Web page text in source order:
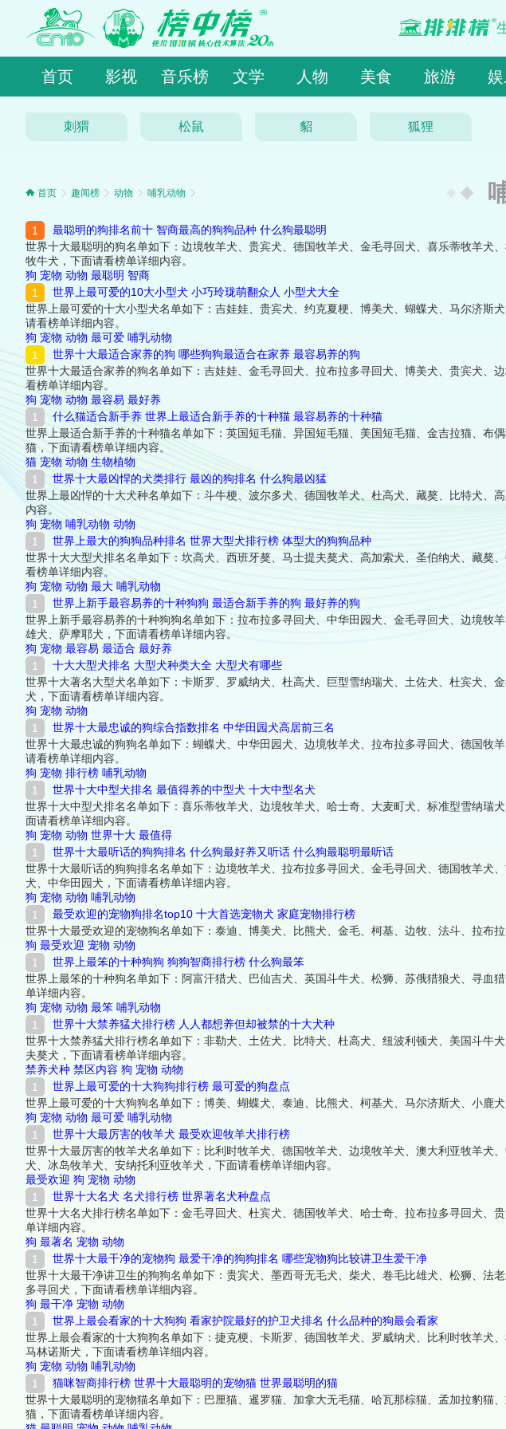
首页 影视 音乐榜 文学 人物 美食 旅游
刺猬 松鼠 貂 狐狸
首页 趣闻榜 动物 哺乳动物
最聪明的狗排名前十 智商最高的狗狗品种 什么狗最聪明
世界十大最聪明的狗名单如下：边境牧羊犬、贵宾犬、德国牧羊犬、金毛寻回犬、喜乐蒂牧羊犬
牧牛犬，下面请看榜单详细内容。
狗 宠物 动物 最聪明 智商
世界上最可爱的10大小型犬 小巧玲珑萌翻众人 小型犬大全
世界上最可爱的十大小型犬名单如下：吉娃娃、贵宾犬、约克夏梗、博美犬、蝴蝶犬、马尔济斯
请看榜单详细内容。
狗 宠物 动物 最可爱 哺乳动物
世界十大最适合家养的狗 哪些狗狗最适合在家养 最容易养的狗
世界十大最适合家养的狗名单如下：吉娃娃、金毛寻回犬、拉布拉多寻回犬、博美犬、贵宾犬、
看榜单详细内容。
狗 宠物 动物 最容易 最好养
什么猫适合新手养 世界上最适合新手养的十种猫 最容易养的十种猫
世界上最适合新手养的十种猫名单如下：英国短毛猫、异国短毛猫、美国短毛猫、金吉拉猫、布
猫，下面请看榜单详细内容。
猫 宠物 动物 生物植物
世界十大最凶悍的犬类排行 最凶的狗排名 什么狗最凶猛
世界上最凶悍的十大犬种名单如下：斗牛梗、波尔多犬、德国牧羊犬、杜高犬、藏獒、比特犬、
内容。
狗 宠物 哺乳动物 动物
世界上最大的狗狗品种排名 世界大型犬排行榜 体型大的狗狗品种
世界十大大型犬排名名单如下：坎高犬、西班牙獒、马士提夫獒犬、高加索犬、圣伯纳犬、藏獒
看榜单详细内容。
狗 宠物 动物 最大 哺乳动物
世界上新手最容易养的十种狗狗 最适合新手养的狗 最好养的狗
世界上新手最容易养的十种狗狗名单如下：拉布拉多寻回犬、中华田园犬、金毛寻回犬、边境牧
雄犬、萨摩耶犬，下面请看榜单详细内容。
狗 宠物 最容易 最适合 最好养
十大大型犬排名 大型犬种类大全 大型犬有哪些
世界十大著名大型犬名单如下：卡斯罗、罗威纳犬、杜高犬、巨型雪纳瑞犬、土佐犬、杜宾犬、
犬，下面请看榜单详细内容。
狗 宠物 动物
世界十大最忠诚的狗综合指数排名 中华田园犬高居前三名
世界十大最忠诚的狗狗名单如下：蝴蝶犬、中华田园犬、边境牧羊犬、拉布拉多寻回犬、德国牧
请看榜单详细内容。
狗 宠物 排行榜 哺乳动物
世界十大中型犬排名 最值得养的中型犬 十大中型名犬
世界十大中型犬排名名单如下：喜乐蒂牧羊犬、边境牧羊犬、哈士奇、大麦町犬、标准型雪纳瑞
面请看榜单详细内容。
狗 宠物 动物 世界十大 最值得
世界十大最听话的狗狗排名 什么狗最好养又听话 什么狗最聪明最听话
世界十大最听话的狗狗排名名单如下：边境牧羊犬、拉布拉多寻回犬、金毛寻回犬、德国牧羊犬
犬、中华田园犬，下面请看榜单详细内容。
狗 宠物 动物 哺乳动物
最受欢迎的宠物狗排名top10 十大首选宠物犬 家庭宠物排行榜
世界十大最受欢迎的宠物狗名单如下：泰迪、博美犬、比熊犬、金毛、柯基、边牧、法斗、拉布
狗 最受欢迎 宠物 动物
世界上最笨的十种狗狗 狗狗智商排行榜 什么狗最笨
世界上最笨的十种狗名单如下：阿富汗猎犬、巴仙吉犬、英国斗牛犬、松狮、苏俄猎狼犬、寻血
单详细内容。
狗 宠物 动物 最笨 哺乳动物
世界十大禁养猛犬排行榜 人人都想养但却被禁的十大犬种
世界十大禁养猛犬排行榜名单如下：非勒犬、土佐犬、比特犬、杜高犬、纽波利顿犬、美国斗牛
夫獒犬，下面请看榜单详细内容。
禁养犬种 禁区内容 狗 宠物 动物
世界上最可爱的十大狗狗排行榜 最可爱的狗盘点
世界上最可爱的十大狗狗名单如下：博美、蝴蝶犬、泰迪、比熊犬、柯基犬、马尔济斯犬、小鹿
狗 宠物 动物 最可爱 哺乳动物
世界十大最厉害的牧羊犬 最受欢迎牧羊犬排行榜
世界十大最厉害的牧羊犬名单如下：比利时牧羊犬、德国牧羊犬、边境牧羊犬、澳大利亚牧羊犬
犬、冰岛牧羊犬、安纳托利亚牧羊犬，下面请看榜单详细内容。
最受欢迎 狗 宠物 动物
世界十大名犬 名犬排行榜 世界著名犬种盘点
世界十大名犬排行榜名单如下：金毛寻回犬、杜宾犬、德国牧羊犬、哈士奇、拉布拉多寻回犬、
单详细内容。
狗 最著名 宠物 动物
世界十大最干净的宠物狗 最爱干净的狗狗排名 哪些宠物狗比较讲卫生爱干净
世界十大最干净讲卫生的狗狗名单如下：贵宾犬、墨西哥无毛犬、柴犬、卷毛比雄犬、松狮、法
多寻回犬，下面请看榜单详细内容。
狗 最干净 宠物 动物
世界上最会看家的十大狗狗 看家护院最好的护卫犬排名 什么品种的狗最会看家
世界上最会看家的十大狗狗名单如下：捷克梗、卡斯罗、德国牧羊犬、罗威纳犬、比利时牧羊犬
马林诺斯犬，下面请看榜单详细内容。
狗 宠物 动物 哺乳动物
猫咪智商排行榜 世界十大最聪明的宠物猫 世界最聪明的猫
世界十大最聪明的宠物猫名单如下：巴厘猫、暹罗猫、加拿大无毛猫、哈瓦那棕猫、孟加拉豹猫
猫，下面请看榜单详细内容。